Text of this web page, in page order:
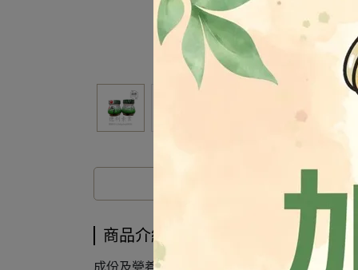
商品介紹
成份及營養標示如圖所示，若與圖片有差異時